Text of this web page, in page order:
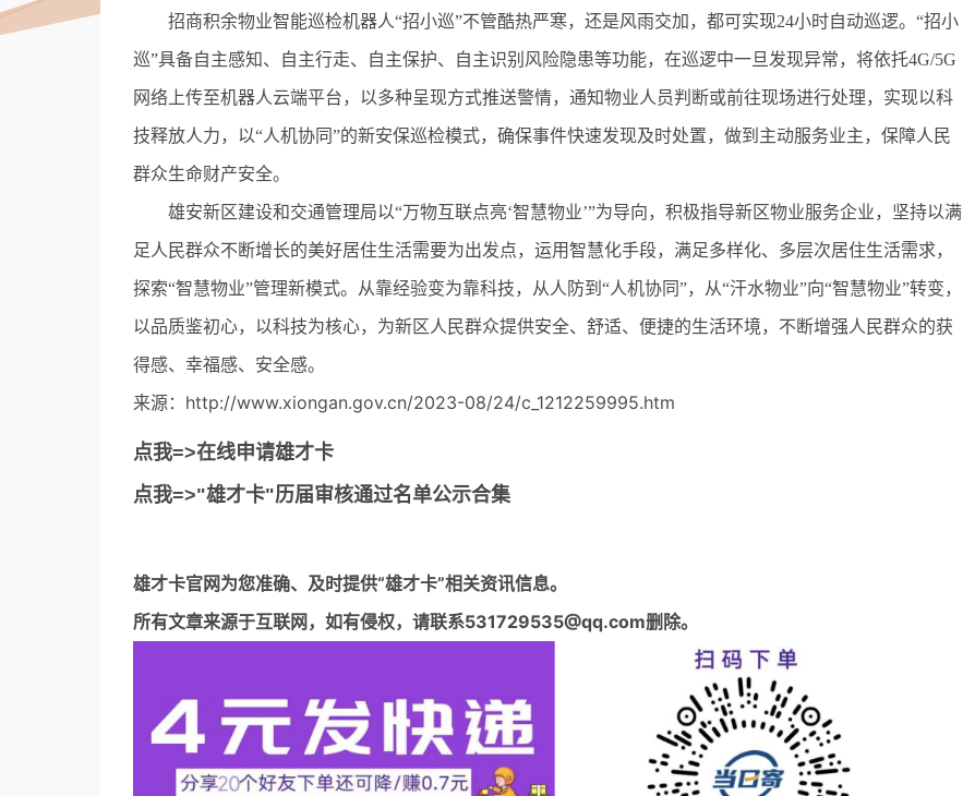
招商积余物业智能巡检机器人“招小巡”不管酷热严寒，还是风雨交加，都可实现24小时自动巡逻。“招小
巡”具备自主感知、自主行走、自主保护、自主识别风险隐患等功能，在巡逻中一旦发现异常，将依托4G/5G
网络上传至机器人云端平台，以多种呈现方式推送警情，通知物业人员判断或前往现场进行处理，实现以科
技释放人力，以“人机协同”的新安保巡检模式，确保事件快速发现及时处置，做到主动服务业主，保障人民
群众生命财产安全。
雄安新区建设和交通管理局以“万物互联点亮‘智慧物业’”为导向，积极指导新区物业服务企业，坚持以满
足人民群众不断增长的美好居住生活需要为出发点，运用智慧化手段，满足多样化、多层次居住生活需求，
探索“智慧物业”管理新模式。从靠经验变为靠科技，从人防到“人机协同”，从“汗水物业”向“智慧物业”转变，
以品质鉴初心，以科技为核心，为新区人民群众提供安全、舒适、便捷的生活环境，不断增强人民群众的获
得感、幸福感、安全感。
来源：http://www.xiongan.gov.cn/2023-08/24/c_1212259995.htm
点我=>在线申请雄才卡
点我=>"雄才卡"历届审核通过名单公示合集
雄才卡官网为您准确、及时提供“雄才卡”相关资讯信息。
所有文章来源于互联网，如有侵权，请联系531729535@qq.com删除。